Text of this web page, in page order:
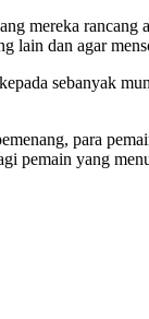
mereka rancang
lain dan agar
sebanyak
para
pemain yang